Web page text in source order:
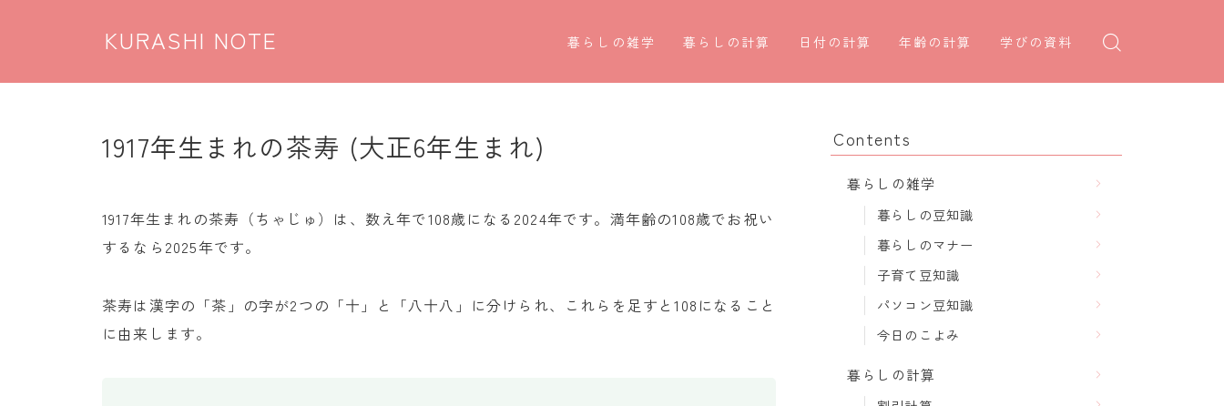
KURASHI NOTE 暮らしの雑学
暮らしの豆知識
暮らしの計算
割引計算
日付の計算
○日後の日付・記念日計算
四十九日法要計算
年齢の計算
年齢・干支計算
長寿祝い計算
学びの資料
学年早見表
1917年生まれの茶寿 (大正6年生まれ)
1917年生まれの茶寿（ちゃじゅ）は、数え年で108歳になる2024年です。満年齢の108歳でお祝い
するなら2025年です。
茶寿は漢字の「茶」の字が2つの「十」と「八十八」に分けられ、これらを足すと108になること
に由来します。
Contents
暮らしの雑学
暮らしの豆知識
暮らしのマナー
子育て豆知識
パソコン豆知識
今日のこよみ
暮らしの計算